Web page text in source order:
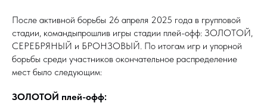
После активной борьбы 26 апреля 2025 года в групповой
стадии, командыпрошлив игры стадии плей-офф: ЗОЛОТОЙ,
СЕРЕБРЯНЫЙ и БРОНЗОВЫЙ По итогам игр и упорной
борьбы среди участников окончательное распределение
мест было следующим:
ЗОЛОТОЙ плей-офф: